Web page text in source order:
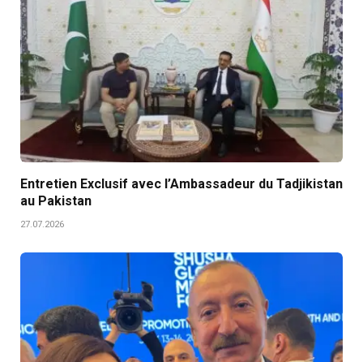
Entretien Exclusif avec l’Ambassadeur du Tadjikistan
au Pakistan
27.07.2026